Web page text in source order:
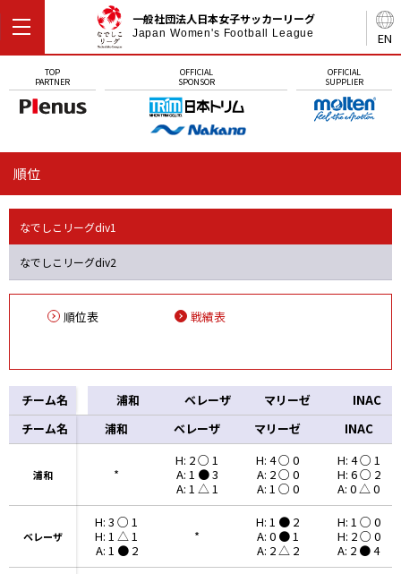
EN
一般社団法人日本女子サッカーリーグ
Japan Women's Football League
TOP
PARTNER
OFFICIAL
SPONSOR
OFFICIAL
SUPPLIER
順位
なでしこリーグdiv1
なでしこリーグdiv2
順位表 戦績表
チーム名 浦和 ベレーザ マリーゼ INAC
浦和 *
H: 2 ○ 1
A: 1 ● 3
A: 1 △ 1
H: 4 ○ 0
A: 2 ○ 0
A: 1 ○ 0
H: 4 ○ 1
H: 6 ○ 2
A: 0 △ 0
ベレーザ
H: 3 ○ 1
H: 1 △ 1
A: 1 ● 2
*
H: 1 ● 2
A: 0 ● 1
A: 2 △ 2
H: 1 ○ 0
H: 2 ○ 0
A: 2 ● 4
チーム名
浦和
ベレーザ
チーム名 浦和 ベレーザ マリーゼ INAC